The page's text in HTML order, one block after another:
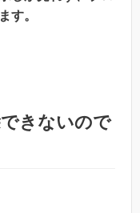
す。
きないので